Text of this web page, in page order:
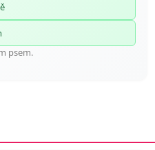
psem.